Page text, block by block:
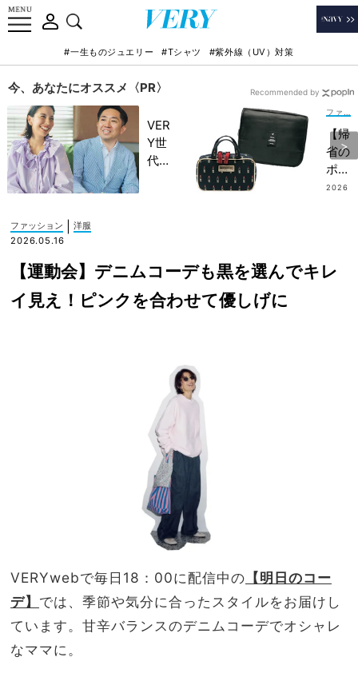
#一生ものジュエリー #Tシャツ #紫外線（UV）対策
今、あなたにオススメ〈PR〉
VER
Y世
代が
んと
考え
る
HO
TEL
な
の？
」
【帰
省の
ポー
チ】
適！
2026
Recommended by
ファッション
洋服
2026.05.16
【運動会】デニムコーデも黒を選んでキレ
イ見え！ピンクを合わせて優しげに
VERYwebで毎日18：00に配信中の 【明日のコー
デ】 では、 季節や気分に合ったスタイルをお届けし
ています。甘辛バランスのデニムコーデでオシャレ
なママに。